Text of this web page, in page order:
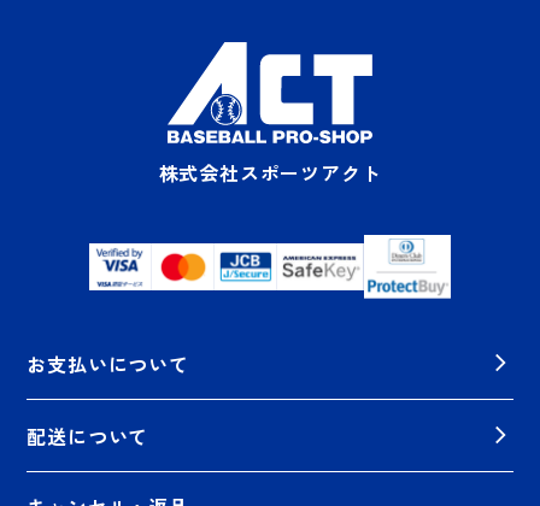
株式会社スポーツアクト
お支払いについて
配送について